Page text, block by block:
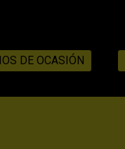
DE OCASIÓN